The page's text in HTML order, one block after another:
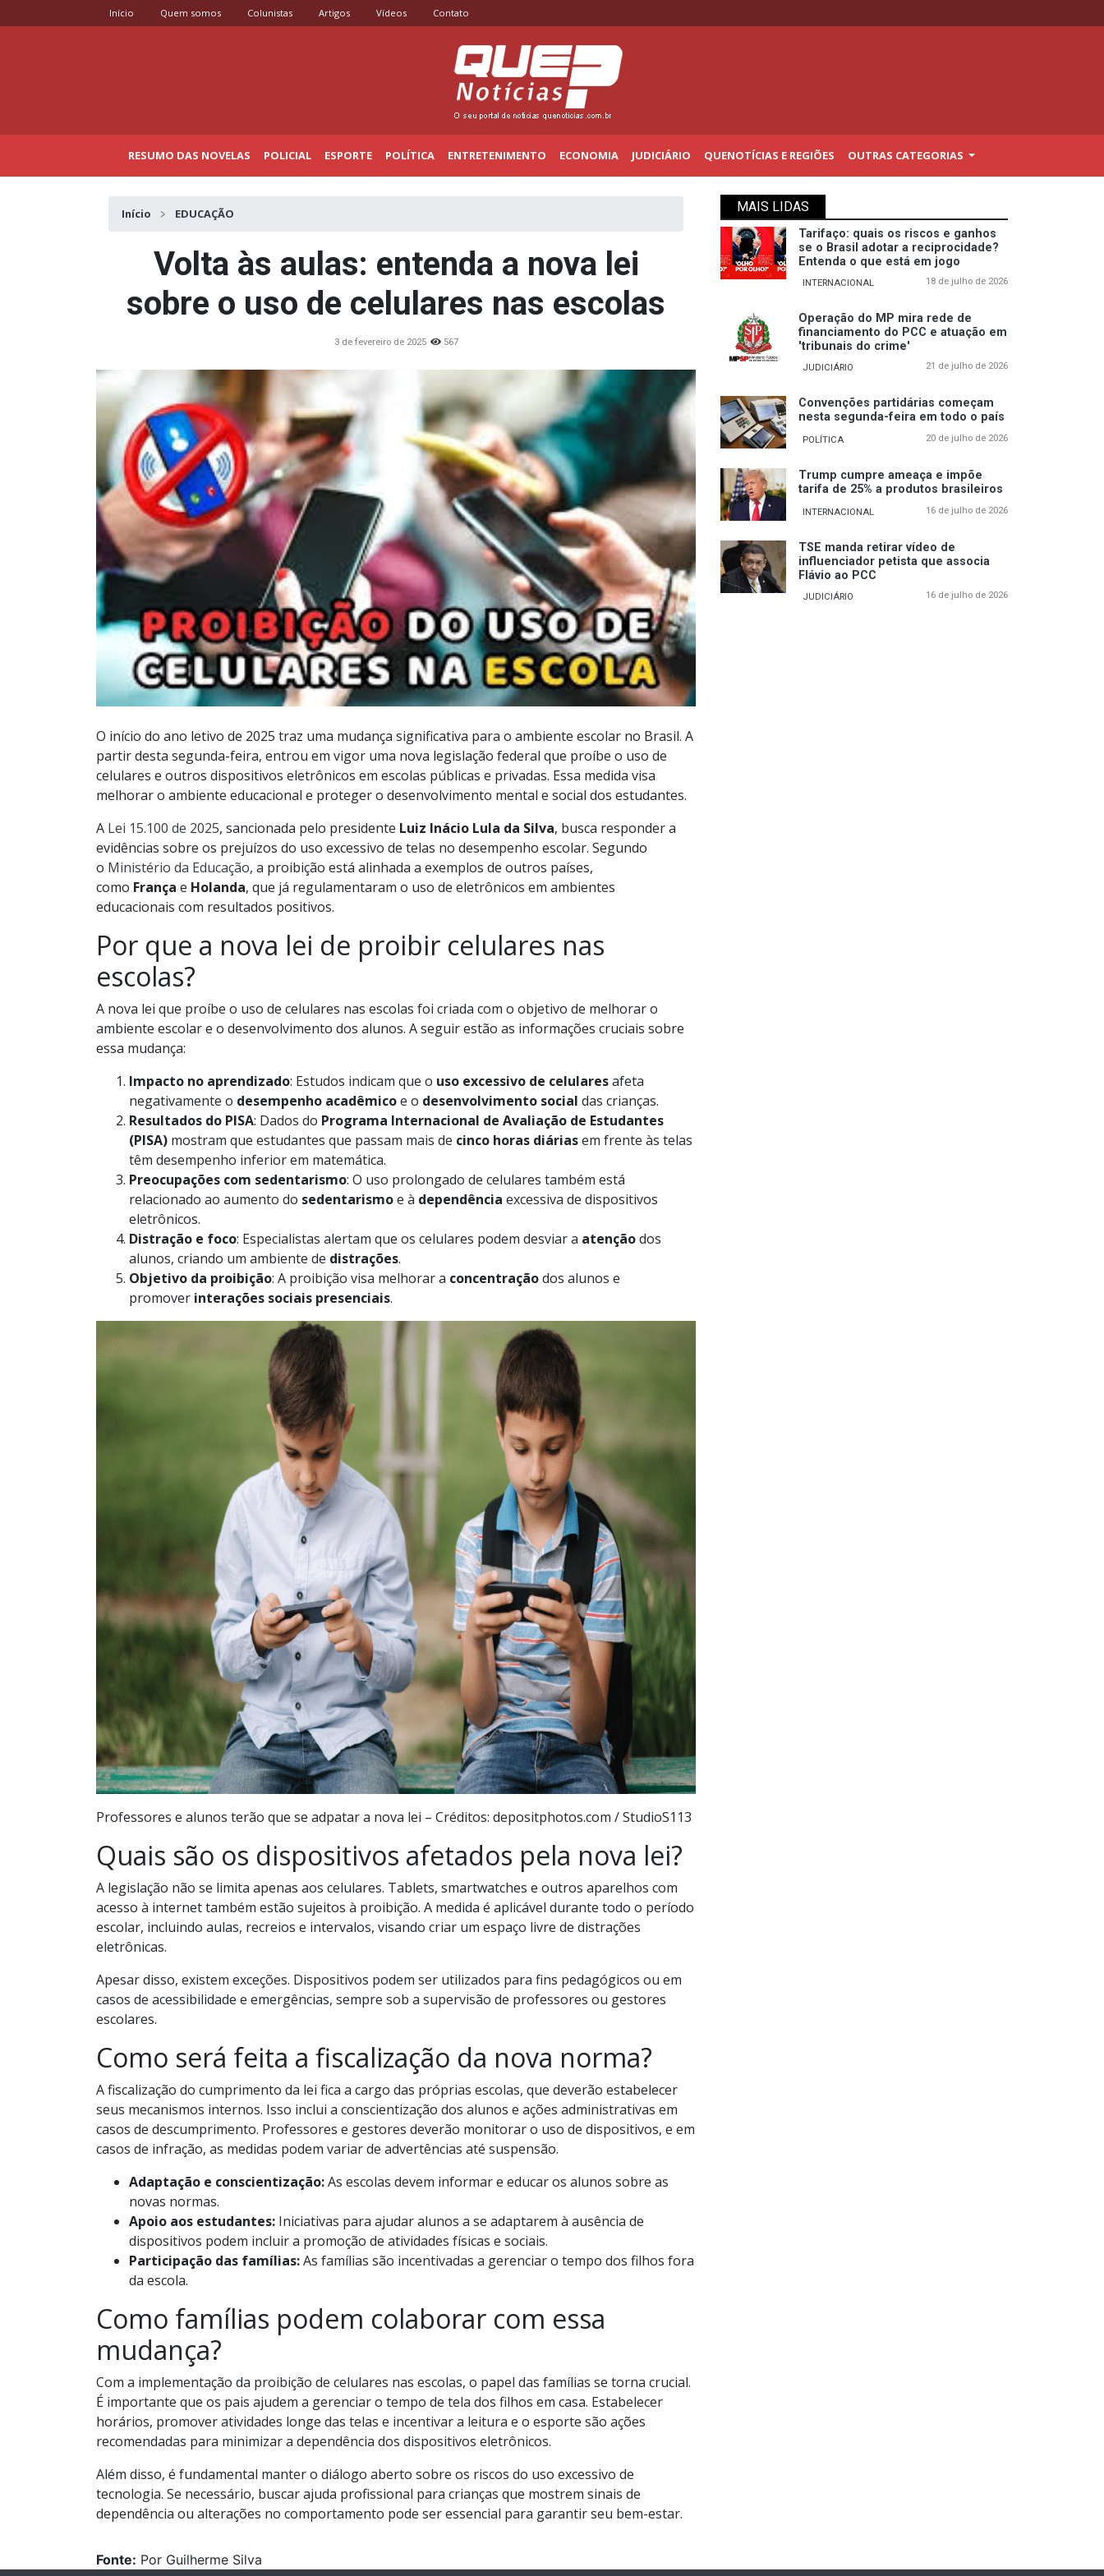
Início Quem somos Colunistas Artigos Vídeos Contato
RESUMO DAS NOVELAS POLICIAL ESPORTE POLÍTICA ENTRETENIMENTO ECONOMIA JUDICIÁRIO QUENOTÍCIAS E REGIÕES OUTRAS CATEGORIAS
Início EDUCAÇÃO
Volta às aulas: entenda a nova lei
sobre o uso de celulares nas escolas
3 de fevereiro de 2025 567
O início do ano letivo de 2025 traz uma mudança significativa para o ambiente escolar no Brasil. A
partir desta segunda-feira, entrou em vigor uma nova legislação federal que proíbe o uso de
celulares e outros dispositivos eletrônicos em escolas públicas e privadas. Essa medida visa
melhorar o ambiente educacional e proteger o desenvolvimento mental e social dos estudantes.
A Lei 15.100 de 2025, sancionada pelo presidente Luiz Inácio Lula da Silva, busca responder a
evidências sobre os prejuízos do uso excessivo de telas no desempenho escolar. Segundo
o Ministério da Educação, a proibição está alinhada a exemplos de outros países,
como França e Holanda, que já regulamentaram o uso de eletrônicos em ambientes
educacionais com resultados positivos.
Por que a nova lei de proibir celulares nas
escolas?
A nova lei que proíbe o uso de celulares nas escolas foi criada com o objetivo de melhorar o
ambiente escolar e o desenvolvimento dos alunos. A seguir estão as informações cruciais sobre
essa mudança:
Impacto no aprendizado: Estudos indicam que o uso excessivo de celularesafeta
negativamente o desempenho acadêmicoe o desenvolvimento social das crianças.
Resultados do PISA: Dados do Programa Internacional de Avaliação de Estudantes
(PISA) mostram que estudantes que passam mais de cinco horas diáriasem frente às telas
têm desempenho inferior em matemática.
Preocupações com sedentarismo: O uso prolongado de celulares também está
relacionado ao aumento do sedentarismoe à dependência excessiva de dispositivos
eletrônicos.
Distração e foco: Especialistas alertam que os celulares podem desviar a atençãodos
alunos, criando um ambiente de distrações.
Objetivo da proibição: A proibição visa melhorar a concentraçãodos alunos e
promover interações sociais presenciais.
Professores e alunos terão que se adpatar a nova lei – Créditos: depositphotos.com / StudioS113
Quais são os dispositivos afetados pela nova lei?
A legislação não se limita apenas aos celulares. Tablets, smartwatches e outros aparelhos com
acesso à internet também estão sujeitos à proibição. A medida é aplicável durante todo o período
escolar, incluindo aulas, recreios e intervalos, visando criar um espaço livre de distrações
eletrônicas.
Apesar disso, existem exceções. Dispositivos podem ser utilizados para fins pedagógicos ou em
casos de acessibilidade e emergências, sempre sob a supervisão de professores ou gestores
escolares.
Como será feita a fiscalização da nova norma?
A fiscalização do cumprimento da lei fica a cargo das próprias escolas, que deverão estabelecer
seus mecanismos internos. Isso inclui a conscientização dos alunos e ações administrativas em
casos de descumprimento. Professores e gestores deverão monitorar o uso de dispositivos, e em
casos de infração, as medidas podem variar de advertências até suspensão.
Adaptação e conscientização:As escolas devem informar e educar os alunos sobre as
novas normas.
Apoio aos estudantes: Iniciativas para ajudar alunos a se adaptarem à ausência de
dispositivos podem incluir a promoção de atividades físicas e sociais.
Participação das famílias:As famílias são incentivadas a gerenciar o tempo dos filhos fora
da escola.
Como famílias podem colaborar com essa
mudança?
Com a implementação da proibição de celulares nas escolas, o papel das famílias se torna crucial.
É importante que os pais ajudem a gerenciar o tempo de tela dos filhos em casa. Estabelecer
horários, promover atividades longe das telas e incentivar a leitura e o esporte são ações
recomendadas para minimizar a dependência dos dispositivos eletrônicos.
Além disso, é fundamental manter o diálogo aberto sobre os riscos do uso excessivo de
tecnologia. Se necessário, buscar ajuda profissional para crianças que mostrem sinais de
dependência ou alterações no comportamento pode ser essencial para garantir seu bem-estar.
MAIS LIDAS
Tarifaço: quais os riscos e ganhos
se o Brasil adotar a reciprocidade?
Entenda o que está em jogo
INTERNACIONAL 18 de julho de 2026
Operação do MP mira rede de
financiamento do PCC e atuação em
'tribunais do crime'
JUDICIÁRIO 21 de julho de 2026
Convenções partidárias começam
nesta segunda-feira em todo o país
POLÍTICA 20 de julho de 2026
Trump cumpre ameaça e impõe
tarifa de 25% a produtos brasileiros
INTERNACIONAL 16 de julho de 2026
TSE manda retirar vídeo de
influenciador petista que associa
Flávio ao PCC
JUDICIÁRIO 16 de julho de 2026
Fonte: Por Guilherme Silva